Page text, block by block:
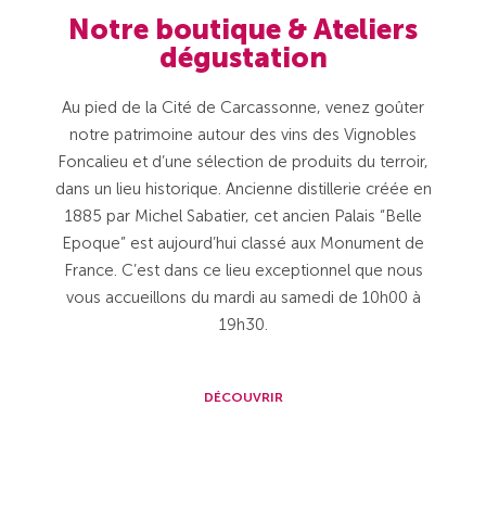
Notre boutique & Ateliers
dégustation
Au pied de la Cité de Carcassonne, venez goûter
notre patrimoine autour des vins des Vignobles
Foncalieu et d’une sélection de produits du terroir,
dans un lieu historique. Ancienne distillerie créée en
1885 par Michel Sabatier, cet ancien Palais “Belle
Epoque” est aujourd’hui classé aux Monument de
France. C’est dans ce lieu exceptionnel que nous
vous accueillons du mardi au samedi de 10h00 à
19h30.
DÉCOUVRIR